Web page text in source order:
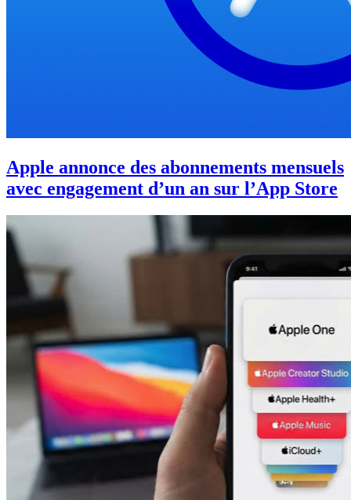
Apple annonce des abonnements mensuels
avec engagement d’un an sur l’App Store